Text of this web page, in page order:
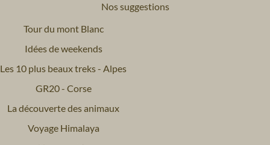
Nos suggestions
Tour du mont Blanc
Idées de weekends
Les 10 plus beaux treks - Alpes
GR20 - Corse
La découverte des animaux
Voyage Himalaya